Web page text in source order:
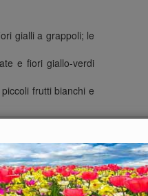
gialli a grappoli; le
e fiori giallo-verdi
frutti bianchi e
In
rami più vecchi. Per